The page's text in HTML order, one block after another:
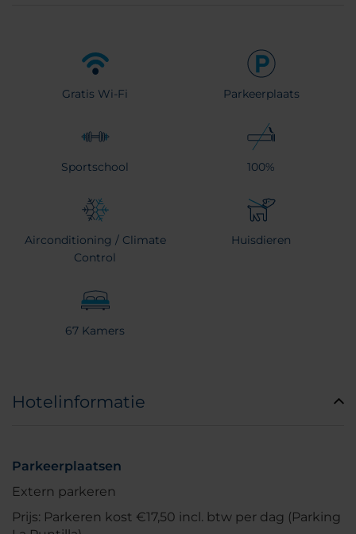
Gratis Wi-Fi Parkeerplaats
Sportschool 100%
Airconditioning / Climate
Control
Huisdieren
67 Kamers
Hotelinformatie
Parkeerplaatsen
Extern parkeren
Prijs: Parkeren kost €17,50 incl. btw per dag (Parking